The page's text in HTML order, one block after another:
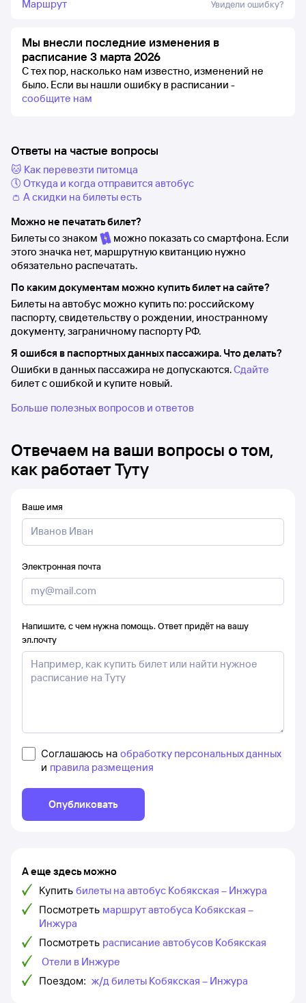
Маршрут Увидели ошибку?
Мы внесли последние изменения в
расписание 3 марта 2026
С тех пор, насколько нам известно, изменений не
было. Если вы нашли ошибку в расписании -
сообщите нам
Ответы на частые вопросы
🐱 Как перевезти питомца
🕔 Откуда и когда отправится автобус
👛 А скидки на билеты есть
Можно не печатать билет?
Билеты со знаком
можно показать со смартфона. Если
этого значка нет, маршрутную квитанцию нужно
обязательно распечатать.
По каким документам можно купить билет на сайте?
Билеты на автобус можно купить по: российскому
паспорту, свидетельству о рождении, иностранному
документу, заграничному паспорту РФ.
Я ошибся в паспортных данных пассажира. Что делать?
Ошибки в данных пассажира не допускаются.Сдайте
билет с ошибкой и купите новый.
Больше полезных вопросов и ответов
Отвечаем на ваши вопросы о том,
как работает Туту
Ваше имя
Электронная почта
Напишите, с чем нужна помощь. Ответ придёт на вашу
эл.почту
Соглашаюсь на обработку персональных данных
и правила размещения
Опубликовать
А еще здесь можно
Купить билеты на автобус Кобякская – Инжура
Посмотреть маршрут автобуса Кобякская –
Инжура
Посмотреть расписание автобусов Кобякская
Отели в Инжуре
Поездом: ж/д билеты Кобякская – Инжура